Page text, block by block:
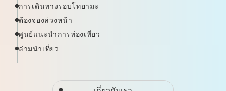
การเดินทางรอบโทยามะ
ต้องจองล่วงหน้า
ศูนย์แนะนำการท่องเที่ยว
ล่ามนำเที่ยว